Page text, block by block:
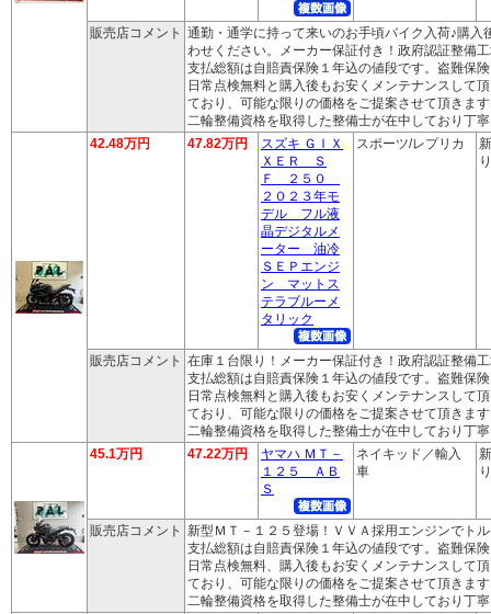
販売店コメント 通勤・通学に持って来いのお手頃バイク入荷♪購
わせください。メーカー保証付き！政府認証整備
支払総額は自賠責保険１年込の値段です。盗難保
日常点検無料と購入後もお安くメンテナンスして
ており、可能な限りの価格をご提案させて頂きま
二輪整備資格を取得した整備士が在中しており丁
42.48万円
47.82万円
スズキ ＧＩＸ
ＸＥＲ Ｓ
Ｆ ２５０
２０２３年モ
デル フル液
晶デジタルメ
ーター 油冷
ＳＥＰエンジ
ン マットス
テラブルーメ
タリック
スポーツ/レプリカ
販売店コメント 在庫１台限り！メーカー保証付き！政府認証整備
支払総額は自賠責保険１年込の値段です。盗難保
日常点検無料と購入後もお安くメンテナンスして
ており、可能な限りの価格をご提案させて頂きま
二輪整備資格を取得した整備士が在中しており丁
45.1万円
47.22万円
ヤマハ ＭＴ－
１２５ ＡＢ
Ｓ
ネイキッド／輸入
車
販売店コメント 新型ＭＴ－１２５登場！ＶＶＡ採用エンジンでト
支払総額は自賠責保険１年込の値段です。盗難保
日常点検無料、購入後もお安くメンテナンスして
ており、可能な限りの価格をご提案させて頂きま
二輪整備資格を取得した整備士が在中しており丁